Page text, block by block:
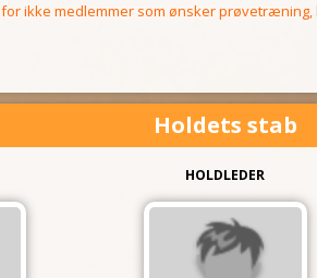
for ikke medlemmer som ønsker prøvetræning,
Holdets stab
HOLDLEDER